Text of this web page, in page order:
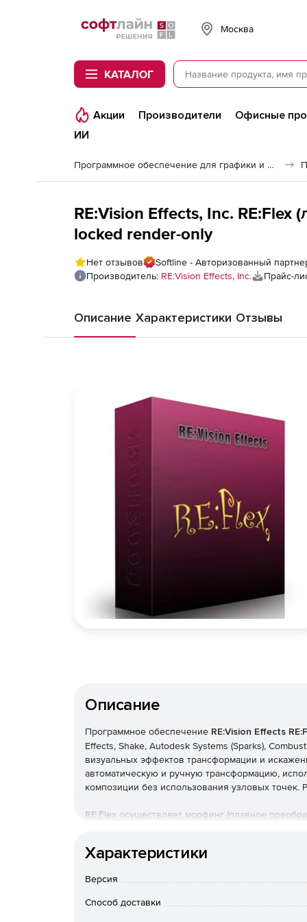
Softline
Москва
КАТАЛОГ
Акции Производители Офисные
ИИ
Программное обеспечение для графики и дизайна
RE:Vision Effects, Inc. RE:Flex
locked render-only
Нет отзывов
Softline - Авторизованный
Производитель: RE:Vision Effects, Inc. Прайс-
Описание Характеристики Отзывы
Описание
Программное обеспечение RE:Vision Effects
Effects, Shake, Autodesk Systems (Sparks),
визуальных эффектов трансформации и
автоматическую и ручную трансформацию,
композиции без использования узловых
RE:Flex осуществляет морфинг (плавное
преобразование одного лица в другое, при
технология использовалась в клипе «Black or
красным цветом) и конечного (желтым)
Характеристики
Версия
Способ доставки